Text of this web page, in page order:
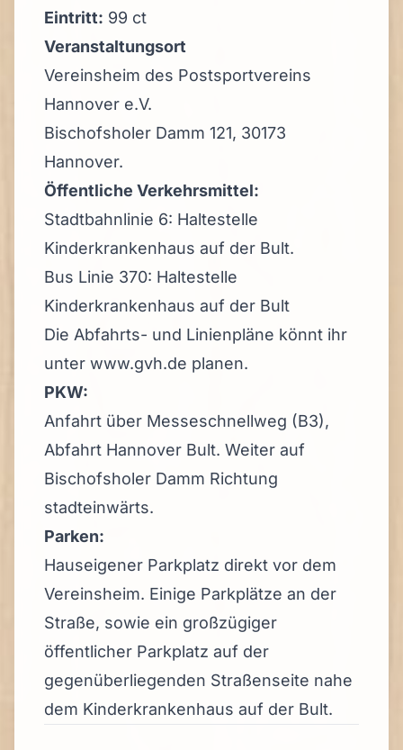
Eintritt: 99 ct
Veranstaltungsort
Vereinsheim des Postsportvereins
Hannover e.V.
Bischofsholer Damm 121, 30173
Hannover.
Öffentliche Verkehrsmittel:
Stadtbahnlinie 6: Haltestelle
Kinderkrankenhaus auf der Bult.
Bus Linie 370: Haltestelle
Kinderkrankenhaus auf der Bult
Die Abfahrts- und Linienpläne könnt ihr
unter www.gvh.de planen.
PKW:
Anfahrt über Messeschnellweg (B3),
Abfahrt Hannover Bult. Weiter auf
Bischofsholer Damm Richtung
stadteinwärts.
Parken:
Hauseigener Parkplatz direkt vor dem
Vereinsheim. Einige Parkplätze an der
Straße, sowie ein großzügiger
öffentlicher Parkplatz auf der
gegenüberliegenden Straßenseite nahe
dem Kinderkrankenhaus auf der Bult.